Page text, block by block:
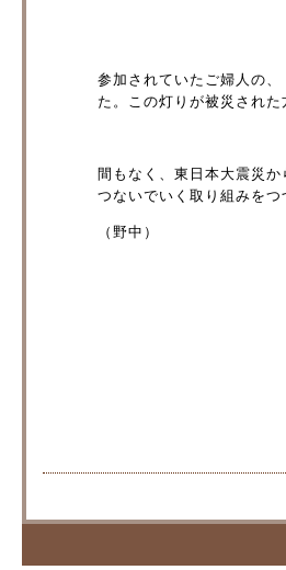
参加されていたご婦人の
た。この灯りが被災され
間もなく、東日本大震災
つないでいく取り組みをつ
（野中）